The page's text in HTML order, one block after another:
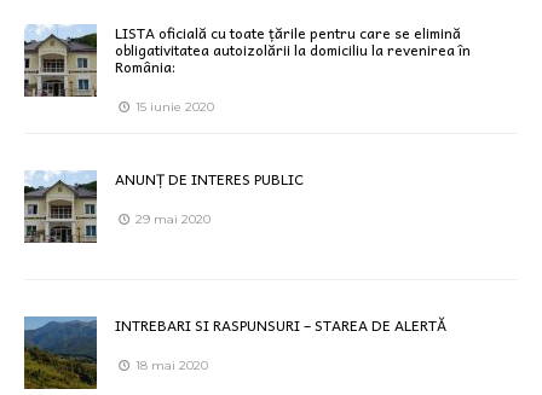
LISTA oficială cu toate țările pentru care se elimină
obligativitatea autoizolării la domiciliu la revenirea în
România:
15 iunie 2020
ANUNȚ DE INTERES PUBLIC
29 mai 2020
INTREBARI SI RASPUNSURI – STAREA DE ALERTĂ
18 mai 2020